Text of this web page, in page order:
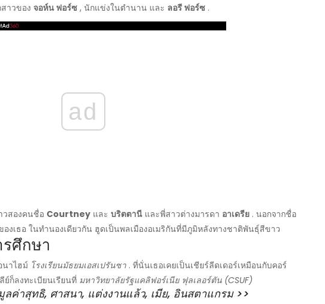
าวของ จอห์น ฟอร์ซ , นักแข่งในตำนาน และ ลอรี ฟอร์ซ .
ad
วสองคนชื่อ Courtney และ บริตตานี และพี่สาวต่างมารดา อาเดรีย . นอกจากชื่อ
องเธอ ในทำนองเดียวกัน ฮูดเป็นพลเมืองอเมริกันที่มีภูมิหลังทางชาติพันธุ์สีขาว
ศึกษา
นาไฮม์ โรงเรียนมัธยมเอสเปรันซา . ที่นั่นเธอเคยเป็นเชียร์ลีดเดอร์เหมือนกับคอร์
ก็ลงทะเบียนเรียนที่ มหาวิทยาลัยรัฐแคลิฟอร์เนีย ฟุลเลอร์ตัน (CSUF)
ค่าสุทธิ, ศาสนา, แต่งงานแล้ว, เมีย, อินสตาแกรม >>